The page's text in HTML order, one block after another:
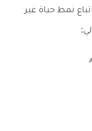
نمط حياة غير